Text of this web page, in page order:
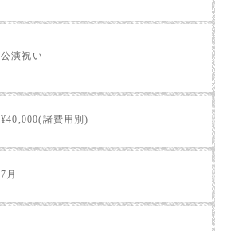
公演祝い
¥40,000(諸費用別)
7月